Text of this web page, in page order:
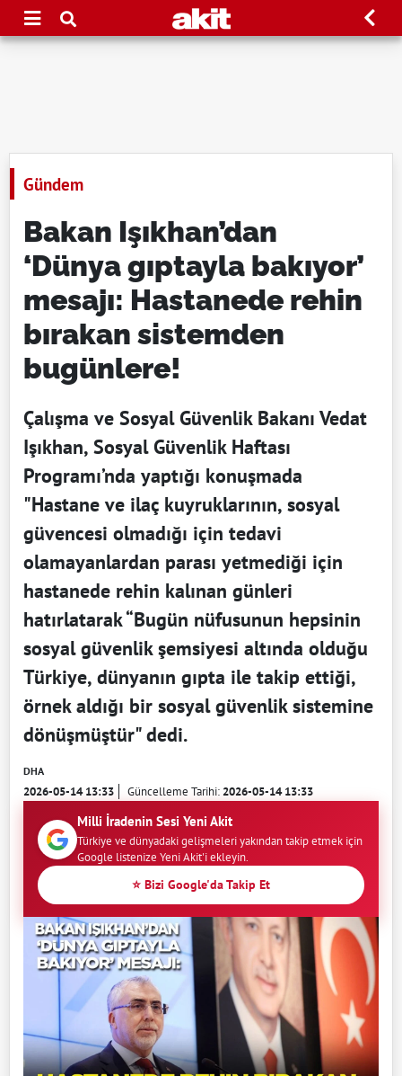
Gündem
Bakan Işıkhan’dan
‘Dünya gıptayla bakıyor’
mesajı: Hastanede rehin
bırakan sistemden
bugünlere!
Çalışma ve Sosyal Güvenlik Bakanı Vedat
Işıkhan, Sosyal Güvenlik Haftası
Programı’nda yaptığı konuşmada
"Hastane ve ilaç kuyruklarının, sosyal
güvencesi olmadığı için tedavi
olamayanlardan parası yetmediği için
hastanede rehin kalınan günleri
hatırlatarak “Bugün nüfusunun hepsinin
sosyal güvenlik şemsiyesi altında olduğu
Türkiye, dünyanın gıpta ile takip ettiği,
örnek aldığı bir sosyal güvenlik sistemine
dönüşmüştür" dedi.
DHA
2026-05-14 13:33 Güncelleme Tarihi:2026-05-14 13:33
Milli İradenin Sesi Yeni Akit
Türkiye ve dünyadaki gelişmeleri yakından takip etmek için
Google listenize Yeni Akit'i ekleyin.
⭐ Bizi Google'da Takip Et